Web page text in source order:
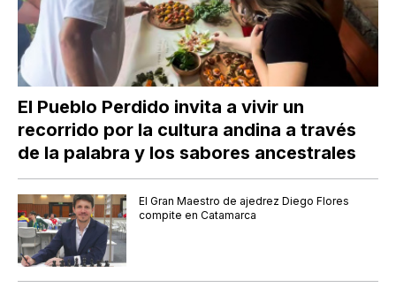
El Pueblo Perdido invita a vivir un
recorrido por la cultura andina a través
de la palabra y los sabores ancestrales
El Gran Maestro de ajedrez Diego Flores
compite en Catamarca